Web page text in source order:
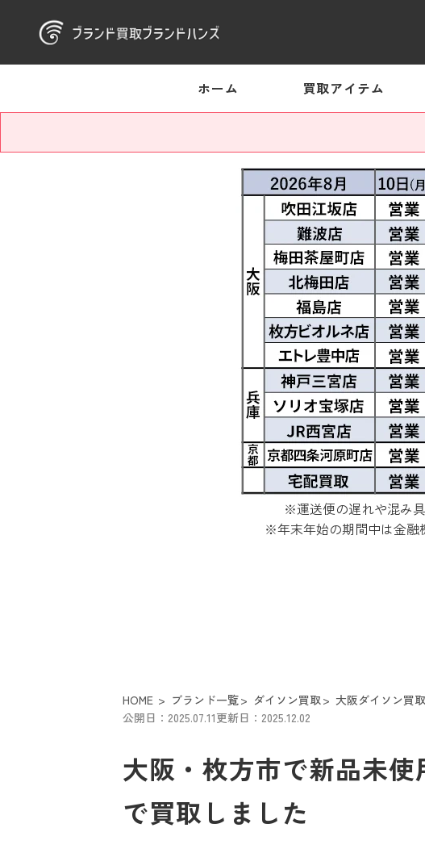
ホーム 買取アイテム
※運送便の遅れや混み
※年末年始の期間中は金融
HOME ブランド一覧 ダイソン買取 大阪ダイソン買取
公開日：2025.07.11更新日：2025.12.02
大阪・枚方市で新品未
で買取しました